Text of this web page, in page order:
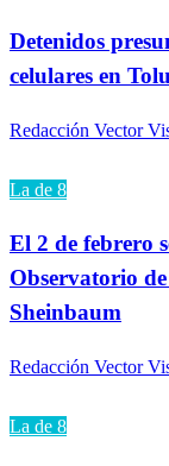
Detenidos
celulares en
Redacción Vector
La de 8
El 2 de febrero
Observatorio
Sheinbaum
Redacción Vector
La de 8